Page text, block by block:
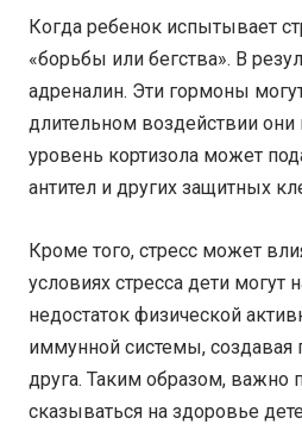
Когда ребенок испытывает
«борьбы или бегства». В
адреналин. Эти гормоны
длительном воздействии
уровень кортизола может
антител и других защитных
Кроме того, стресс может
условиях стресса дети
недостаток физической
иммунной системы, создавая
друга. Таким образом, важно
сказываться на здоровье